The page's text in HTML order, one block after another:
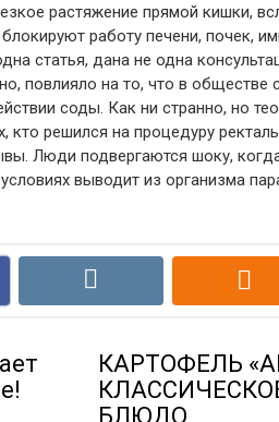
растяжение прямой кишки,
работу печени, почек,
статья, дана не одна
повлияло на то, что в обществе
соды. Как ни странно, но
кто решился на процедуру
Люди подвергаются шоку,
выводит из организма
КАРТОФЕЛЬ
БЛЮДО